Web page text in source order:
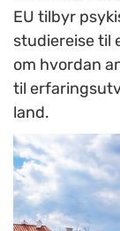
EU tilbyr
studiereise til
om hvordan
til
land.